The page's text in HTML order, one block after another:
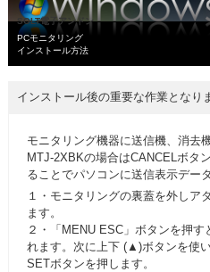
SOLT電子アンドン
PCモニタリング
インストール方法
インストール後の重要な作業となり
モニタリング機器に送信機、消去
MTJ-2XBKの場合はCANCELボタ
ることでパソコンに送信表示デー
１・モニタリングの裏蓋を外しア
ます。
２・「MENU ESC」ボタンを押
れます。次に上下 (▲)ボタンを使
SETボタンを押します。